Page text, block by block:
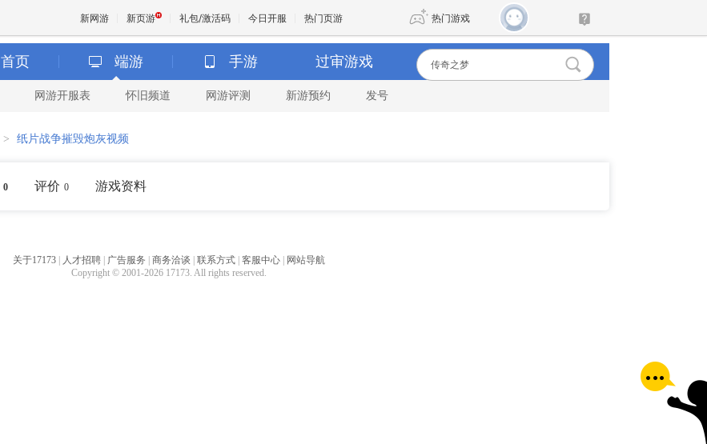
新网游 新页游 礼包/激活码 今日开服 热门页游 热门游戏
魔兽 DNF
首页 端游 手游 过审游戏
网游开服表 怀旧频道 网游评测 新游预约 发号
> 纸片战争摧毁炮灰视频
0 评价 0 游戏资料
关于17173 人才招聘 广告服务 商务洽谈 联系方式 客服中心
网站导航
Copyright © 2001-2026 17173. All rights reserved.